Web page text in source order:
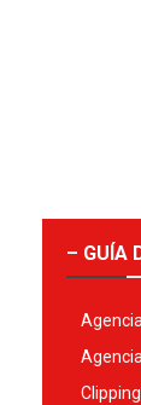
– GUÍA